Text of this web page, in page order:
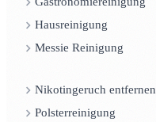
Hausreinigung
Messie Reinigung
Nikotingeruch entfernen
Polsterreinigung